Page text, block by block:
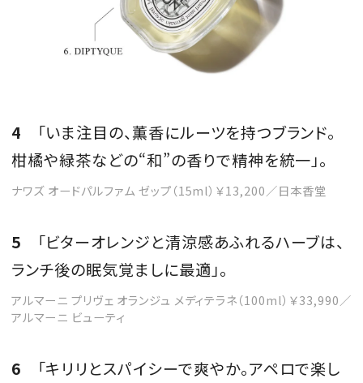
4 「いま注目の、薫香にルーツを持つブランド。
柑橘や緑茶などの“和”の香りで精神を統一」。
ナワズ オードパルファム ゼップ（15ml）￥13,200／日本香堂
5 「ビターオレンジと清涼感あふれるハーブは、
ランチ後の眠気覚ましに最適」。
アルマーニ プリヴェ オランジュ メディテラネ（100ml）￥33,990／
アルマーニ ビューティ
6 「キリリとスパイシーで爽やか。アペロで楽し